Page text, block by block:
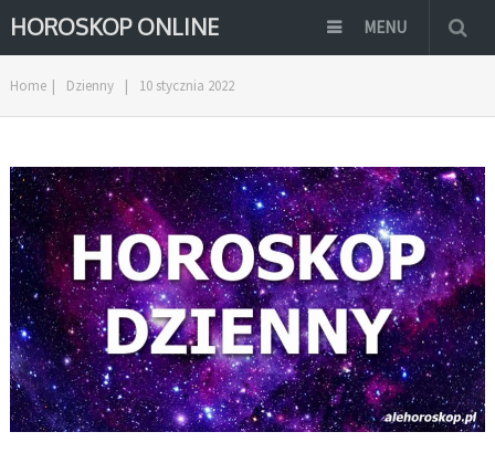
HOROSKOP ONLINE MENU
Home | Dzienny | 10 stycznia 2022